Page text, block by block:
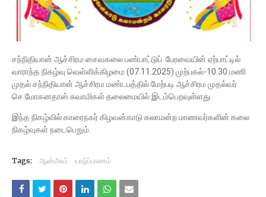
சந்நிதியான் ஆச்சிரம சைவகலை பண்பாட்டுப் பேரவையின் ஏற்பாட்டில்
வாராந்த நிகழ்வு வெள்ளிக்கிழமை (07.11.2025) முற்பகல்-10.30 மணி
முதல் சந்நிதியான் ஆச்சிரம மண்டபத்தில் மேற்படி ஆச்சிரம முதல்வர்
செ.மோகனதாஸ் சுவாமிகள் தலைமையில் இடம்பெறவுள்ளது.
இந்த நிகழ்வில் காரைநகர் கிழவன்காடு கலாமன்ற மாணவர்களின் கலை
நிகழ்வுகள் நடைபெறும்.
Tags: ஆன்மீகம் யாழ்ப்பாணம்